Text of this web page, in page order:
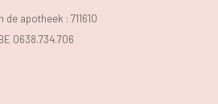
de apotheek : 711610
0638.734.706